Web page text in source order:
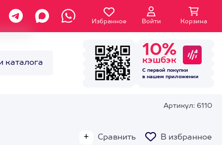
Избранное Войти Корзина
каталога
10%
кэшбэк
С первой покупки
в нашем приложении
Артикул: 6110
Сравнить В избранное